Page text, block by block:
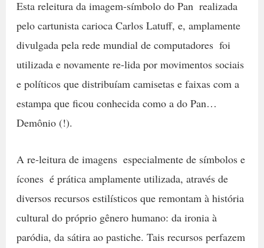
Esta releitura da imagem-símbolo do Pan  realizada
pelo cartunista carioca Carlos Latuff, e, amplamente
divulgada pela rede mundial de computadores  foi
utilizada e novamente re-lida por movimentos sociais
e políticos que distribuíam camisetas e faixas com a
estampa que ficou conhecida como a do Pan…
Demônio (!).
A re-leitura de imagens  especialmente de símbolos e
ícones  é prática amplamente utilizada, através de
diversos recursos estilísticos que remontam à história
cultural do próprio gênero humano: da ironia à
paródia, da sátira ao pastiche. Tais recursos perfazem